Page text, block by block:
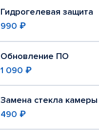
Гидрогелевая защита
990 ₽
Обновление ПО
1 090 ₽
Замена стекла камеры
490 ₽